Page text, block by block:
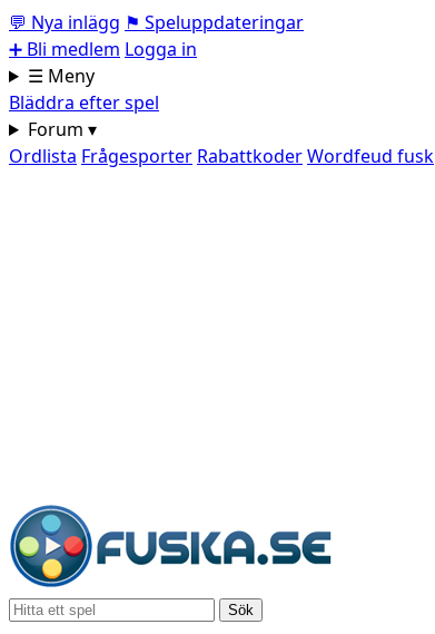
💬 Nya inlägg ⚑ Speluppdateringar
➕ Bli medlem Logga in
☰ Meny
Bläddra efter spel
Forum ▾
Ordlista Frågesporter RabattkoderWordfeud fusk
Sök